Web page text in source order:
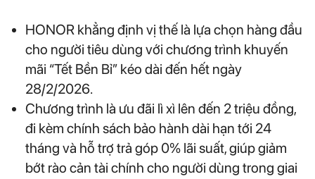
HONOR khẳng định vị thế là lựa chọn hàng đầu
cho người tiêu dùng với chương trình khuyến
mãi “Tết Bền Bỉ” kéo dài đến hết ngày
28/2/2026.
Chương trình là ưu đãi lì xì lên đến 2 triệu đồng,
đi kèm chính sách bảo hành dài hạn tới 24
tháng và hỗ trợ trả góp 0% lãi suất, giúp giảm
bớt rào cản tài chính cho người dùng trong giai